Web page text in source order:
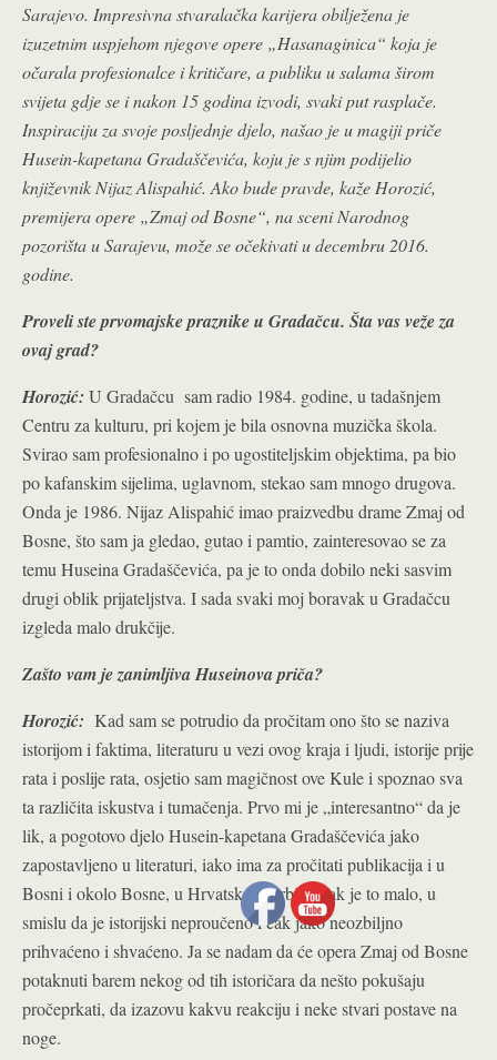
Sarajevo. Impresivna stvaralačka karijera obilježena je
izuzetnim uspjehom njegove opere „Hasanaginica“ koja je
očarala profesionalce i kritičare, a publiku u salama širom
svijeta gdje se i nakon 15 godina izvodi, svaki put rasplače.
Inspiraciju za svoje posljednje djelo, našao je u magiji priče
Husein-kapetana Gradaščevića, koju je s njim podijelio
književnik Nijaz Alispahić. Ako bude pravde, kaže Horozić,
premijera opere „Zmaj od Bosne“, na sceni Narodnog
pozorišta u Sarajevu, može se očekivati u decembru 2016.
godine.
Proveli ste prvomajske praznike u Gradačcu. Šta vas veže za
ovaj grad?
Horozić: U Gradačcu sam radio 1984. godine, u tadašnjem
Centru za kulturu, pri kojem je bila osnovna muzička škola.
Svirao sam profesionalno i po ugostiteljskim objektima, pa bio
po kafanskim sijelima, uglavnom, stekao sam mnogo drugova.
Onda je 1986. Nijaz Alispahić imao praizvedbu drame Zmaj od
Bosne, što sam ja gledao, gutao i pamtio, zainteresovao se za
temu Huseina Gradaščevića, pa je to onda dobilo neki sasvim
drugi oblik prijateljstva. I sada svaki moj boravak u Gradačcu
izgleda malo drukčije.
Zašto vam je zanimljiva Huseinova priča?
Horozić: Kad sam se potrudio da pročitam ono što se naziva
istorijom i faktima, literaturu u vezi ovog kraja i ljudi, istorije prije
rata i poslije rata, osjetio sam magičnost ove Kule i spoznao sva
ta različita iskustva i tumačenja. Prvo mi je „interesantno“ da je
lik, a pogotovo djelo Husein-kapetana Gradaščevića jako
zapostavljeno u literaturi, iako ima za pročitati publikacija i u
Bosni i okolo Bosne, u Hrvatskoj i Srbiji, ipak je to malo, u
smislu da je istorijski neproučeno i čak jako neozbiljno
prihvaćeno i shvaćeno. Ja se nadam da će opera Zmaj od Bosne
potaknuti barem nekog od tih istoričara da nešto pokušaju
pročeprkati, da izazovu kakvu reakciju i neke stvari postave na
noge.